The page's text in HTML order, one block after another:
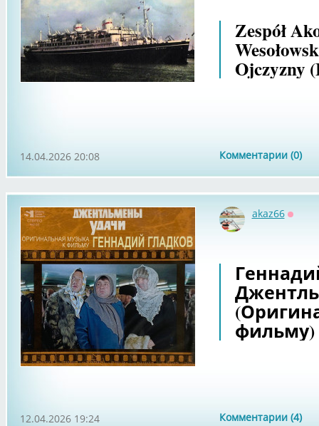
Zespół
Ojczyzny
Комментарии (0)
14.04.2026 20:08
akaz66
фильму)
Комментарии (4)
12.04.2026 19:24